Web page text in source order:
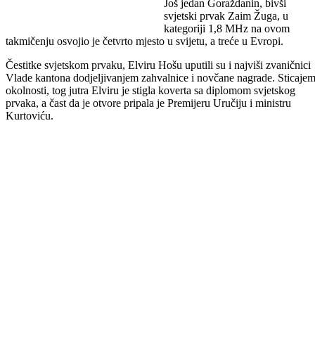
vrijednim goraždanskim radio-
amaterima, koji njeguju tradiciju
radio-amaterizma u gradu na
Još jedan Goraždanin, bivši
kategoriji 1,8 MHz na ovom
takmičenju osvojio je četvrto mjesto u svijetu, a treće u Evropi.
Čestitke svjetskom prvaku, Elviru Hošu uputili su i najviši zvaničnici
Vlade kantona dodjeljivanjem zahvalnice i novčane nagrade. Sticajem